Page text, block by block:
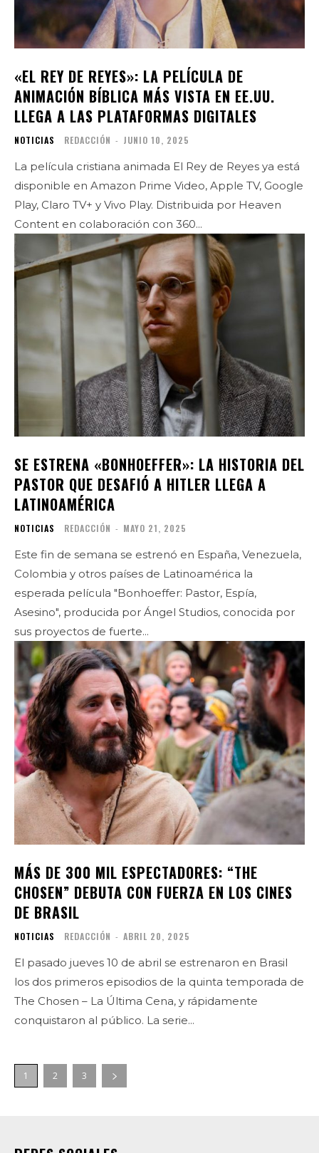
«EL REY DE REYES»: LA PELÍCULA DE
ANIMACIÓN BÍBLICA MÁS VISTA EN EE.UU.
LLEGA A LAS PLATAFORMAS DIGITALES
NOTICIAS REDACCIÓN - JUNIO 10, 2025
La película cristiana animada El Rey de Reyes ya está
disponible en Amazon Prime Video, Apple TV, Google
Play, Claro TV+ y Vivo Play. Distribuida por Heaven
Content en colaboración con 360...
SE ESTRENA «BONHOEFFER»: LA HISTORIA DEL
PASTOR QUE DESAFIÓ A HITLER LLEGA A
LATINOAMÉRICA
NOTICIAS REDACCIÓN - MAYO 21, 2025
Este fin de semana se estrenó en España, Venezuela,
Colombia y otros países de Latinoamérica la
esperada película "Bonhoeffer: Pastor, Espía,
Asesino", producida por Ángel Studios, conocida por
sus proyectos de fuerte...
MÁS DE 300 MIL ESPECTADORES: “THE
CHOSEN” DEBUTA CON FUERZA EN LOS CINES
DE BRASIL
NOTICIAS REDACCIÓN - ABRIL 20, 2025
El pasado jueves 10 de abril se estrenaron en Brasil
los dos primeros episodios de la quinta temporada de
The Chosen – La Última Cena, y rápidamente
conquistaron al público. La serie...
1 2 3